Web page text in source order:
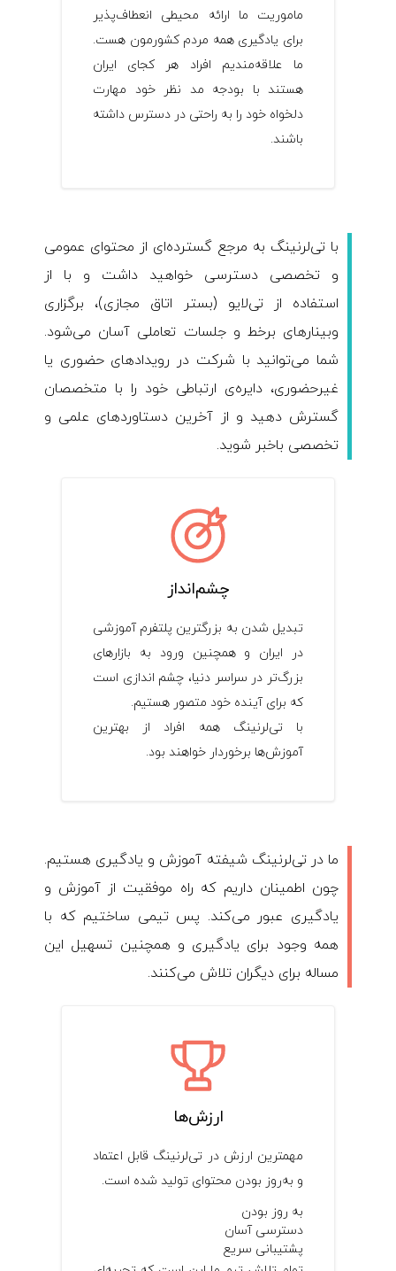
ماموریت ما ارائه محیطی انعطاف‌پذیر
برای یادگیری همه مردم کشورمون هست.
ما علاقه‌مندیم افراد هر کجای ایران
هستند با بودجه مد نظر خود مهارت
دلخواه خود را به راحتی در دسترس داشته
باشند.
با تی‌لرنینگ به مرجع گسترده‌ای از محتوای عمومی
و تخصصی دسترسی خواهید داشت و با از
استفاده از تی‌لایو (بستر اتاق مجازی)، برگزاری
وبینارهای برخط و جلسات تعاملی آسان می‌شود.
شما می‌توانید با شرکت در رویدادهای حضوری یا
غیرحضوری، دایره‌ی ارتباطی خود را با متخصصان
گسترش دهید و از آخرین دستاوردهای علمی و
تخصصی باخبر شوید.
چشم‌انداز
تبدیل شدن به بزرگترین پلتفرم آموزشی
در ایران و همچنین ورود به بازارهای
بزرگ‌تر در سراسر دنیا، چشم اندازی است
که برای آینده خود متصور هستیم.
با تی‌لرنینگ همه افراد از بهترین
آموزش‌ها برخوردار خواهند بود.
ما در تی‌لرنینگ شیفته آموزش و یادگیری هستیم.
چون اطمینان داریم که راه موفقیت از آموزش و
یادگیری عبور می‌کند. پس تیمی ساختیم که با
همه وجود برای یادگیری و همچنین تسهیل این
مساله برای دیگران تلاش می‌کنند.
ارزش‌ها
مهمترین ارزش در تی‌لرنینگ قابل اعتماد
و به‌روز بودن محتوای تولید شده است.
به روز بودن
دسترسی آسان
پشتیبانی سریع